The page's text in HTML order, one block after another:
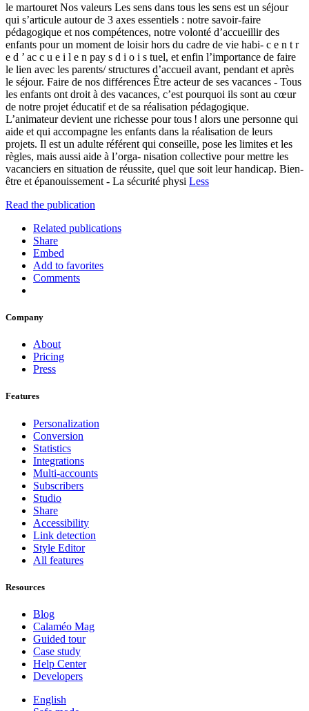
le martouret Nos valeurs Les sens dans tous les sens est un séjour
qui s’articule autour de 3 axes essentiels : notre savoir-faire
pédagogique et nos compétences, notre volonté d’accueillir des
enfants pour un moment de loisir hors du cadre de vie habi- c e n t r
e d ’ ac c u e i l e n pay s d i o i s tuel, et enfin l’importance de faire
le lien avec les parents/ structures d’accueil avant, pendant et après
le séjour. Faire de nos différences Être acteur de ses vacances - Tous
les enfants ont droit à des vacances, c’est pourquoi ils sont au cœur
de notre projet éducatif et de sa réalisation pédagogique.
L’animateur devient une richesse pour tous ! alors une personne qui
aide et qui accompagne les enfants dans la réalisation de leurs
projets. Il est un adulte référent qui conseille, pose les limites et les
règles, mais aussi aide à l’orga- nisation collective pour mettre les
vacanciers en situation de réussite, quel que soit leur handicap. Bien-
être et épanouissement - La sécurité physi Less
Read the publication
Related publications
Share
Embed
Add to favorites
Comments
Company
About
Pricing
Press
Features
Personalization
Conversion
Statistics
Integrations
Multi-accounts
Subscribers
Studio
Share
Accessibility
Link detection
Style Editor
All features
Resources
Blog
Calaméo Mag
Guided tour
Case study
Help Center
Developers
English